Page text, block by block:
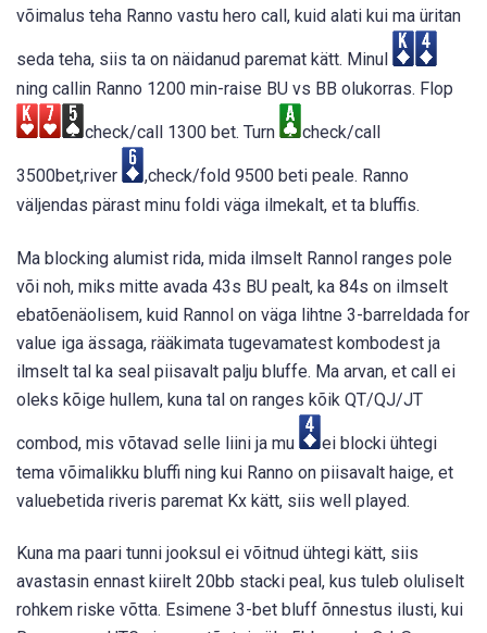
võimalus teha Ranno vastu hero call, kuid alati kui ma üritan
seda teha, siis ta on näidanud paremat kätt. Minul
ning callin Ranno 1200 min-raise BU vs BB olukorras. Flop
check/call 1300 bet. Turn check/call
3500bet,river
,check/fold 9500 beti peale. Ranno
väljendas pärast minu foldi väga ilmekalt, et ta bluffis.
Ma blocking alumist rida, mida ilmselt Rannol ranges pole
või noh, miks mitte avada 43s BU pealt, ka 84s on ilmselt
ebatõenäolisem, kuid Rannol on väga lihtne 3-barreldada for
value iga ässaga, rääkimata tugevamatest kombodest ja
ilmselt tal ka seal piisavalt palju bluffe. Ma arvan, et call ei
oleks kõige hullem, kuna tal on ranges kõik QT/QJ/JT
combod, mis võtavad selle liini ja mu
ei blocki ühtegi
tema võimalikku bluffi ning kui Ranno on piisavalt haige, et
valuebetida riveris paremat Kx kätt, siis well played.
Kuna ma paari tunni jooksul ei võitnud ühtegi kätt, siis
avastasin ennast kiirelt 20bb stacki peal, kus tuleb oluliselt
rohkem riske võtta. Esimene 3-bet bluff õnnestus ilusti, kui